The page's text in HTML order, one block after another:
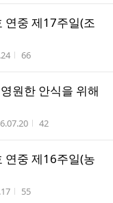
중 제17주일(조
간 조회수
66
원한 안식을 위해
성시간 조회수
42
중 제16주일(농
간 조회수
55